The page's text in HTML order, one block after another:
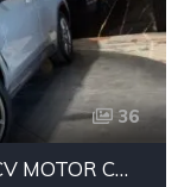
36
BMW X4 xDrive20d M Paket 190CV MOTOR CON CADENA IRROMPIBLE